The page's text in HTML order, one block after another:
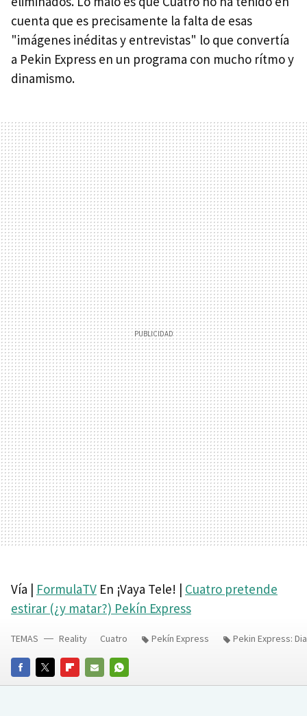
cuenta que es precisamente la falta de esas
"imágenes inéditas y entrevistas" lo que convertía
a Pekin Express en un programa con mucho rítmo y
dinamismo.
Vía | FormulaTV En ¡Vaya Tele! | Cuatro pretende
estirar (¿y matar?) Pekín Express
FACEBOOKTWITTERFLIPBOARD
E-
WHATSAPP
TEMAS Reality Cuatro Pekín Express Pekin Express: